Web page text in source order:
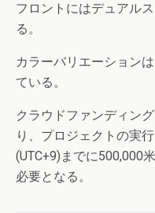
フロントにはデュアル
る。
カラーバリエーション
ている。
クラウドファンディン
り、プロジェクトの実
(UTC+9)までに500,000
必要となる。